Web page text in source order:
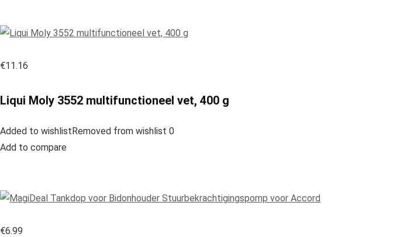
€11.16
Liqui Moly 3552 multifunctioneel vet, 400 g
Added to wishlistRemoved from wishlist 0
Add to compare
€6.99